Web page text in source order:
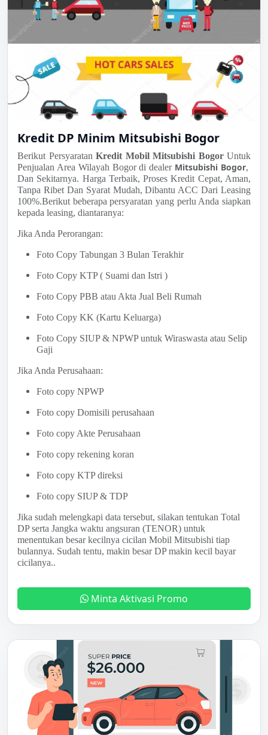
Kredit DP Minim Mitsubishi Bogor
Berikut Persyaratan Kredit Mobil Mitsubishi Bogor Untuk
Penjualan Area Wilayah Bogor di dealer Mitsubishi Bogor,
Dan Sekitarnya. Harga Terbaik, Proses Kredit Cepat, Aman,
Tanpa Ribet Dan Syarat Mudah, Dibantu ACC Dari Leasing
100%.Berikut beberapa persyaratan yang perlu Anda siapkan
kepada leasing, diantaranya:
Jika Anda Perorangan:
Foto Copy Tabungan 3 Bulan Terakhir
Foto Copy KTP ( Suami dan Istri )
Foto Copy PBB atau Akta Jual Beli Rumah
Foto Copy KK (Kartu Keluarga)
Foto Copy SIUP & NPWP untuk Wiraswasta atau Selip
Gaji
Jika Anda Perusahaan:
Foto copy NPWP
Foto copy Domisili perusahaan
Foto copy Akte Perusahaan
Foto copy rekening koran
Foto copy KTP direksi
Foto copy SIUP & TDP
Jika sudah melengkapi data tersebut, silakan tentukan Total
DP serta Jangka waktu angsuran (TENOR) untuk
menentukan besar kecilnya cicilan Mobil Mitsubishi tiap
bulannya. Sudah tentu, makin besar DP makin kecil bayar
cicilanya..
Minta Aktivasi Promo